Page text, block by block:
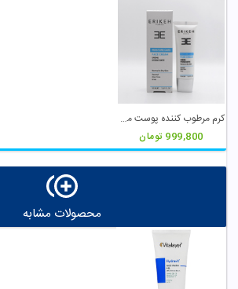
کرم مرطوب کننده پوست معمولی و خشک اریکه
999,800 تومان
محصولات مشابه